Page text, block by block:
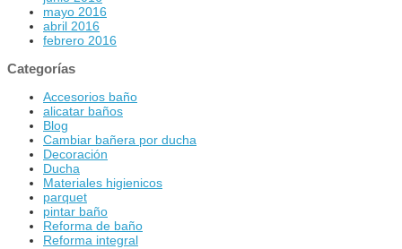
mayo 2016
abril 2016
febrero 2016
Categorías
Accesorios baño
alicatar baños
Blog
Cambiar bañera por ducha
Decoración
Ducha
Materiales higienicos
parquet
pintar baño
Reforma de baño
Reforma integral